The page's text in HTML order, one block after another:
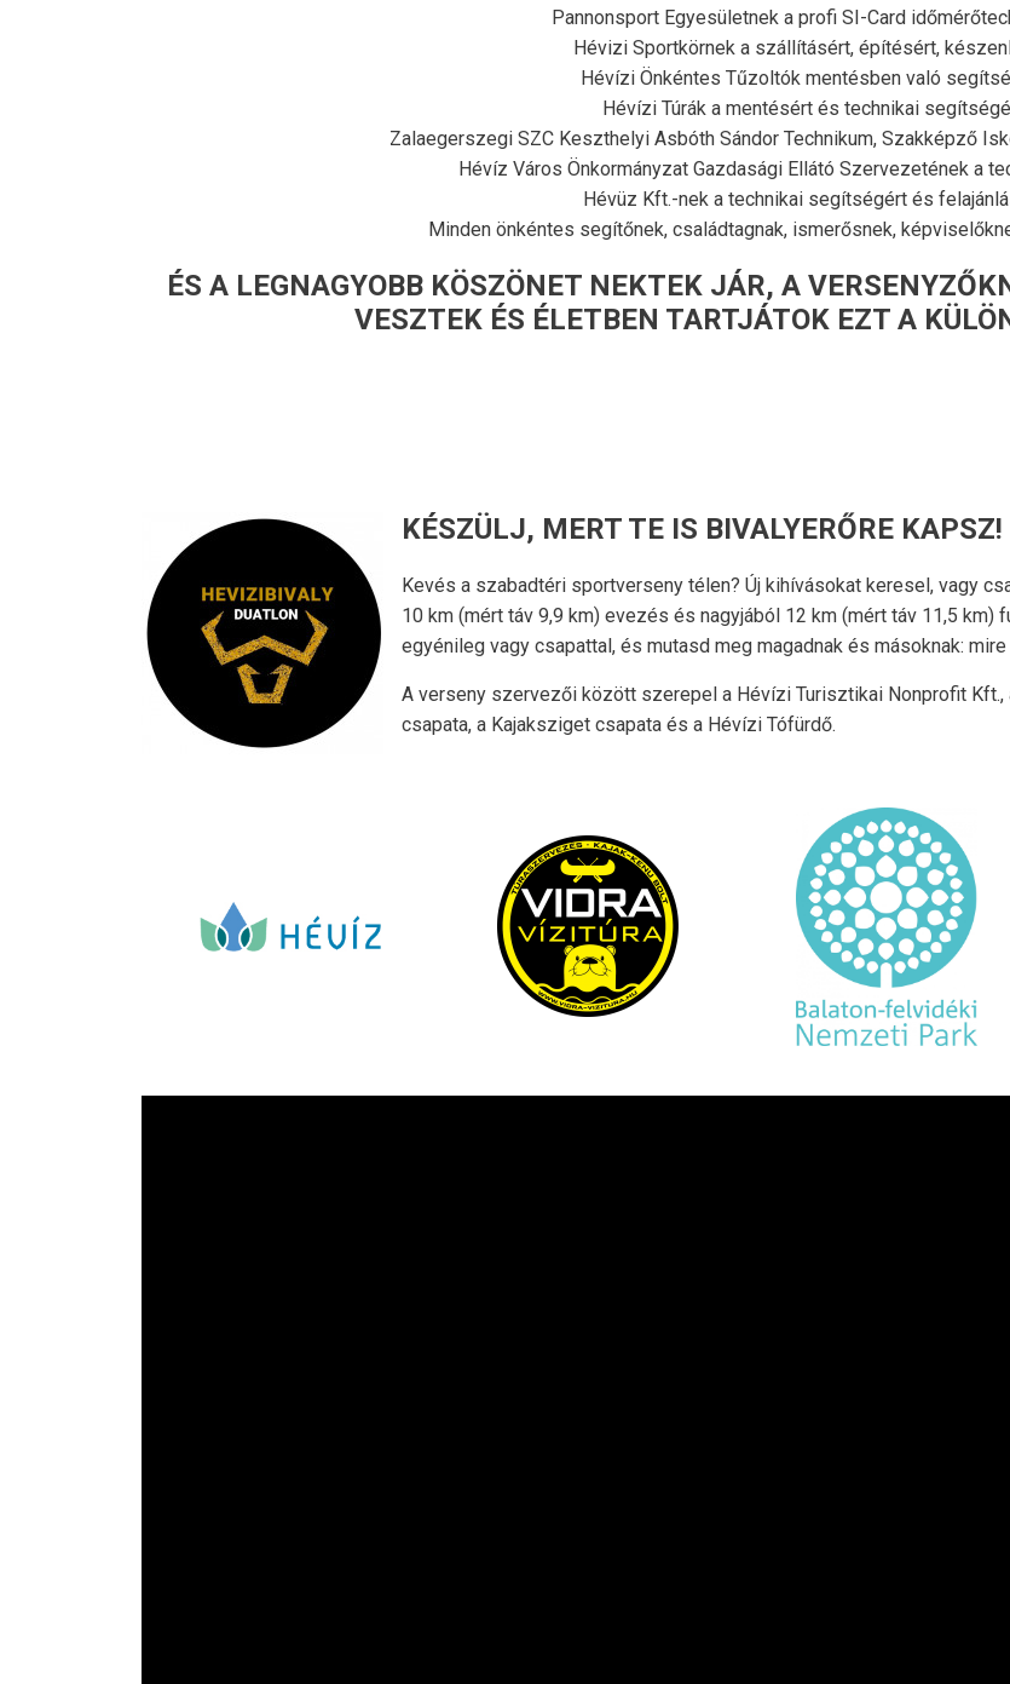
Pannonsport Egyesületnek a profi SI-Card
Hévizi Sportkörnek a szállításért, építésért,
Hévízi Önkéntes Tűzoltók mentésben való
Hévízi Túrák a mentésért és technikai
Zalaegerszegi SZC Keszthelyi Asbóth Sándor Technikum, Szakképző
Hévíz Város Önkormányzat Gazdasági Ellátó Szervezetének a
Hévüz Kft.-nek a technikai segítségért és
Minden önkéntes segítőnek, családtagnak, ismerősnek,
ÉS A LEGNAGYOBB KÖSZÖNET NEKTEK JÁR, A
VESZTEK ÉS ÉLETBEN TARTJÁTOK EZT A
KÉSZÜLJ, MERT TE IS BIVALYERŐRE KAPSZ!
Kevés a szabadtéri sportverseny télen? Új kihívásokat keresel, vagy
10 km (mért táv 9,9 km) evezés és nagyjából 12 km (mért táv 11,5 km)
egyénileg vagy csapattal, és mutasd meg magadnak és másoknak:
A verseny szervezői között szerepel a Hévízi Turisztikai Nonprofit
csapata, a Kajaksziget csapata és a Hévízi Tófürdő.